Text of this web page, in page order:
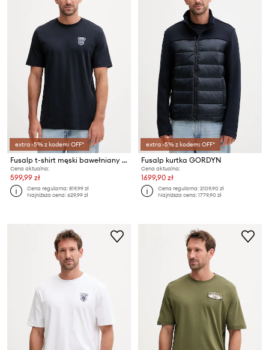
extra -5% z kodem: OFF*
Fusalp t-shirt męski bawełniany TYLO ANIM
Cena aktualna:
599,99 zł
Cena regularna:819,99 zł
Najniższa cena:629,99 zł
extra -5% z kodem: OFF*
Fusalp kurtka GORDYN
Cena aktualna:
1699,90 zł
Cena regularna:2109,90 zł
Najniższa cena:1779,90 zł